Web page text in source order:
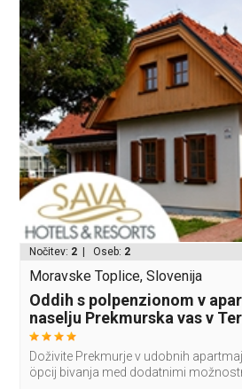
Nočitev: 2 | Oseb: 2
Moravske Toplice, Slovenija
Oddih s polpenzionom v
naselju Prekmurska vas v
Doživite Prekmurje v udobnih
öpcij bivanja med dodatnimi